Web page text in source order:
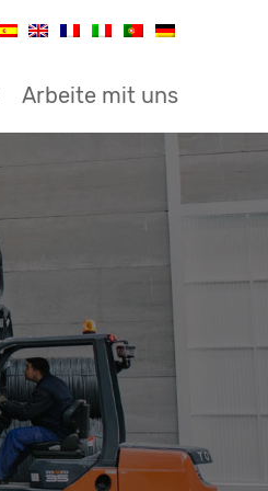
Arbeite mit uns